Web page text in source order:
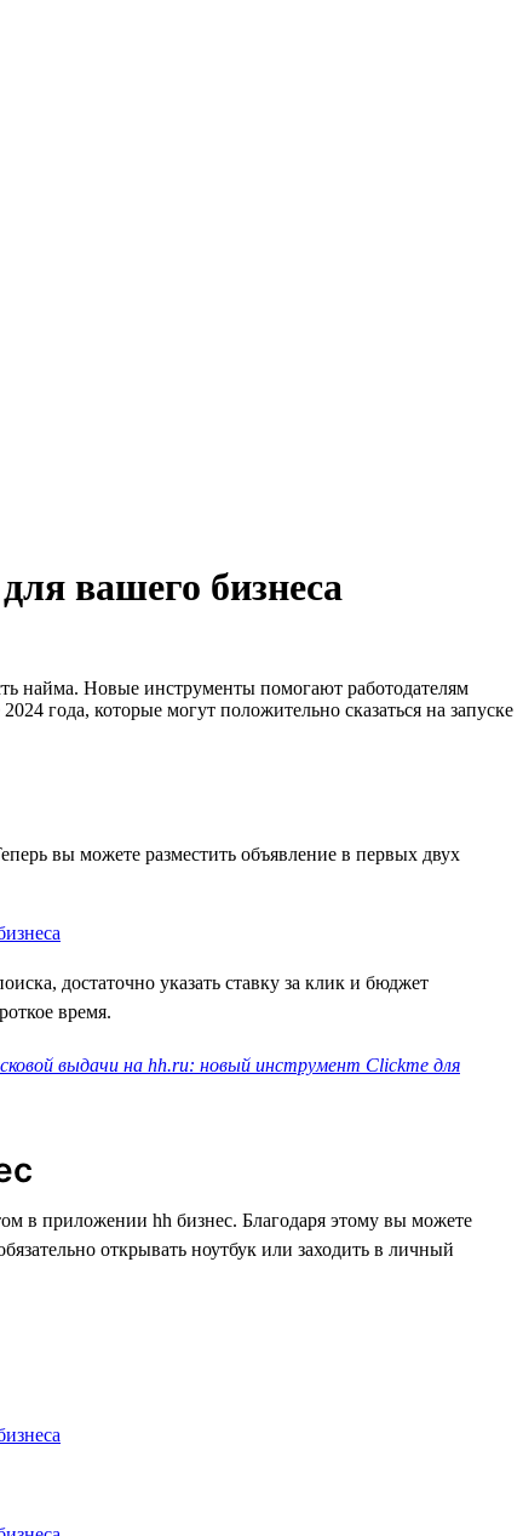
вашего бизнеса
найма. Новые инструменты помогают работодателям
года, которые могут положительно сказаться на запуске
вы можете разместить объявление в первых двух
достаточно указать ставку за клик и бюджет
время.
выдачи на hh.ru: новый инструмент Clickme для
в приложении hh бизнес. Благодаря этому вы можете
открывать ноутбук или заходить в личный